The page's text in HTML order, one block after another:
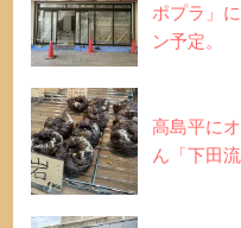
ポプラ」
ン予定。
高島平に
ん「下田